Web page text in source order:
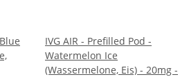
IVG AIR - Prefilled Pod -
Watermelon Ice
(Wassermelone, Eis) - 20mg -